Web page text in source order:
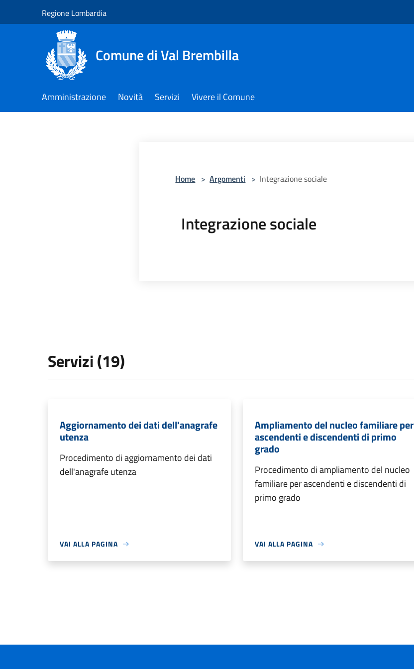
Regione Lombardia
Comune di Val Brembilla
Amministrazione Novità Servizi Vivere il Comune
Home > Argomenti > Integrazione sociale
Integrazione sociale
Servizi (19)
Aggiornamento dei dati dell'anagrafe
utenza
Procedimento di aggiornamento dei dati
dell'anagrafe utenza
VAI ALLA PAGINA
Ampliamento del nucleo familiare per
ascendenti e discendenti di primo
grado
Procedimento di ampliamento del nucleo
familiare per ascendenti e discendenti di
primo grado
VAI ALLA PAGINA